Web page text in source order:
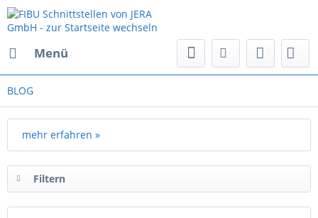
Menü
BLOG
mehr erfahren »
Filtern